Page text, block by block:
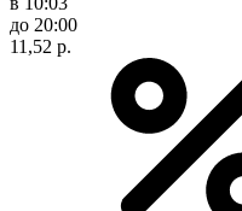
до 20:00
11,52 р.